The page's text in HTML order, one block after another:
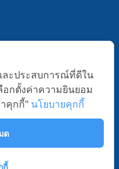
ละประสบการณ์ที่ดีใน
อกตั้งค่าความยินยอม
คุกกี้" นโยบายคุกกี้
ด
กี้